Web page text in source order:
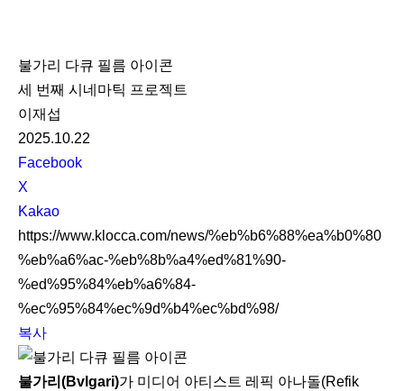
O
C
불가리 다큐 필름 아이콘
세 번째 시네마틱 프로젝트
이재섭
2025.10.22
S
N
S
S
h
a
r
e
Facebook
X
Kakao
https://www.klocca.com/news/%eb%b6%88%ea%b0%80
%eb%a6%ac-%eb%8b%a4%ed%81%90-
%ed%95%84%eb%a6%84-
%ec%95%84%ec%9d%b4%ec%bd%98/
복사
불가리(Bvlgari)가 미디어 아티스트 레픽 아나돌(Refik